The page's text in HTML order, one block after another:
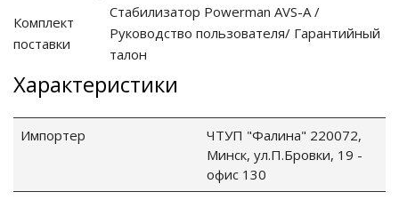
Комплект
поставки
Стабилизатор Powerman AVS-A /
Руководство пользователя/ Гарантийный
талон
Характеристики
Импортер
ЧТУП "Фалина" 220072,
Минск, ул.П.Бровки, 19 -
офис 130